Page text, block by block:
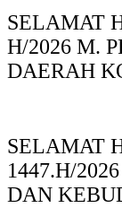
SELAMAT
H/2026 M.
DAERAH
SELAMAT
1447.H/
DAN